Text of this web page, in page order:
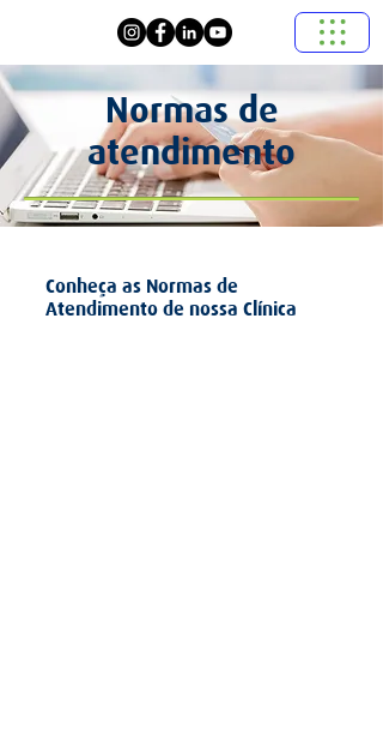
Normas de
atendimento
Conheça as Normas de
Atendimento de nossa Clínica